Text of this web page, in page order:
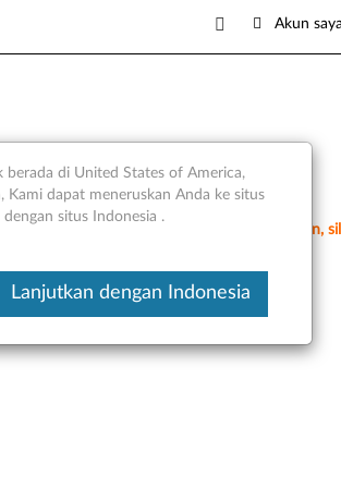
Akun saya
Kit
Ini merupakan artikel terjemahan mesin,
berada di United States of America,
Kami dapat meneruskan Anda ke situs
situs Indonesia .
Lanjutkan dengan Indonesia